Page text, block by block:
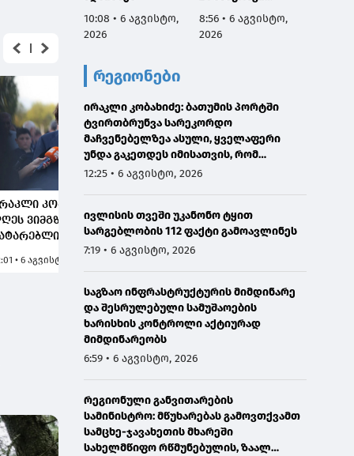
კობახიძე:
ვიმგზავრეთ
ახალი
მოძრაობს,
იყო 5,5 საათი და
დრო ახლა
4 საათამდე
რაც
• 6 აგვისტო, 2026
10:08 • 6 აგვისტო,
2026
რეაბილიტირდა
8:56 • 6 აგვისტო,
2026
რეგიონები
ირაკლი კობახიძე: ბათუმის პორტში
ტვირთბრუნვა სარეკორდო
მაჩვენებელზეა ასული, ყველაფერი
უნდა გაკეთდეს იმისათვის, რომ
მომავალში ჩვენი საპორტო
12:25 • 6 აგვისტო, 2026
ივლისის თვეში უკანონო ტყით
სარგებლობის 112 ფაქტი გამოავლინეს
7:19 • 6 აგვისტო, 2026
საგზაო ინფრასტრუქტურის მიმდინარე
და შესრულებული სამუშაოების
ხარისხის კონტროლი აქტიურად
მიმდინარეობს
6:59 • 6 აგვისტო, 2026
რეგიონული განვითარების
სამინისტრო: მწუხარებას გამოვთქვამთ
სამცხე-ჯავახეთის მხარეში
სახელმწიფო რწმუნებულის, ზაალ